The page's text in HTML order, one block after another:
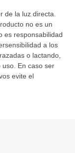
de la luz directa.
no es un
es responsabilidad
a los
o lactando,
En caso ser
evite el